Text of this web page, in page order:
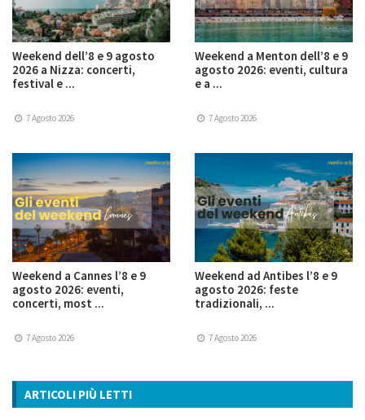
Weekend dell’8 e 9 agosto
2026 a Nizza: concerti,
festival e ...
7 Agosto 2026
Weekend a Menton dell’8 e 9
agosto 2026: eventi, cultura
e a ...
7 Agosto 2026
Weekend a Cannes l’8 e 9
agosto 2026: eventi,
concerti, most ...
7 Agosto 2026
Weekend ad Antibes l’8 e 9
agosto 2026: feste
tradizionali, ...
7 Agosto 2026
ARTICOLI PIÙ LETTI